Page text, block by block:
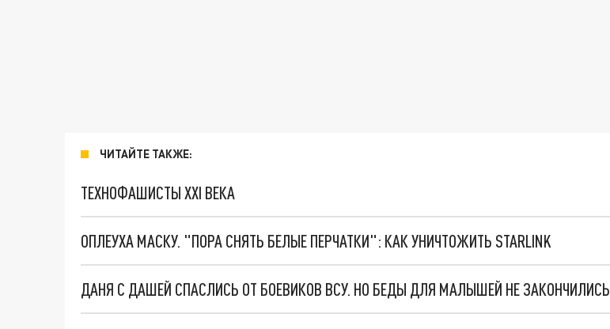
ЧИТАЙТЕ ТАКЖЕ:
ТЕХНОФАШИСТЫ XXI ВЕКА
ОПЛЕУХА МАСКУ. "ПОРА СНЯТЬ БЕЛЫЕ ПЕРЧАТКИ": КАК УНИЧТОЖИТЬ STARLINK
ДАНЯ С ДАШЕЙ СПАСЛИСЬ ОТ БОЕВИКОВ ВСУ. НО БЕДЫ ДЛЯ МАЛЫШЕЙ НЕ ЗАКОНЧИЛИСЬ